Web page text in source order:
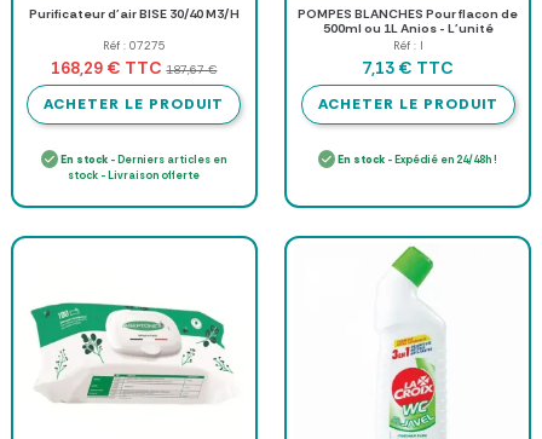
Purificateur d'air BISE 30/40 M3/H
Réf : 07275
168,29 € TTC 187,67 €
ACHETER LE PRODUIT
En stock - Derniers articles en
stock - Livraison offerte
POMPES BLANCHES Pour flacon de
500ml ou 1L Anios - L'unité
Réf : l
7,13 € TTC
ACHETER LE PRODUIT
En stock - Expédié en 24/48h !